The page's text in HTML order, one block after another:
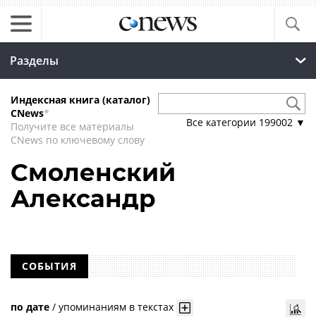
Разделы
Индексная книга (каталог)
CNews*
Получите все материалы
CNews по ключевому слову
Все категории 199002 ▼
Смоленский
Александр
СОБЫТИЯ
по дате / упоминаниям в текстах